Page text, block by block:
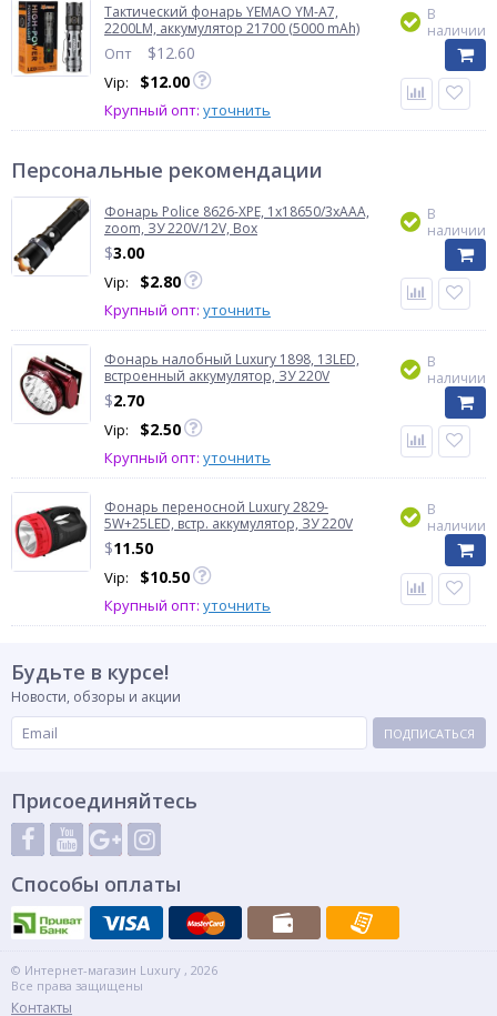
Тактический фонарь YEMAO YM-А7,
2200LM, аккумулятор 21700 (5000 mAh)
Опт $12.60
Vip: $12.00
Крупный опт: уточнить
В
наличии
Персональные рекомендации
Фонарь Police 8626-XPE, 1х18650/3xAAA,
zoom, ЗУ 220V/12V, Box
$3.00
Vip: $2.80
Крупный опт: уточнить
В
наличии
Фонарь налобный Luxury 1898, 13LED,
встроенный аккумулятор, ЗУ 220V
$2.70
Vip: $2.50
Крупный опт: уточнить
В
наличии
Фонарь переносной Luxury 2829-
5W+25LED, встр. аккумулятор, ЗУ 220V
$11.50
Vip: $10.50
Крупный опт: уточнить
В
наличии
Будьте в курсе!
Новости, обзоры и акции
ПОДПИСАТЬСЯ
Присоединяйтесь
Способы оплаты
© Интернет-магазин Luxury , 2026
Все права защищены
Контакты